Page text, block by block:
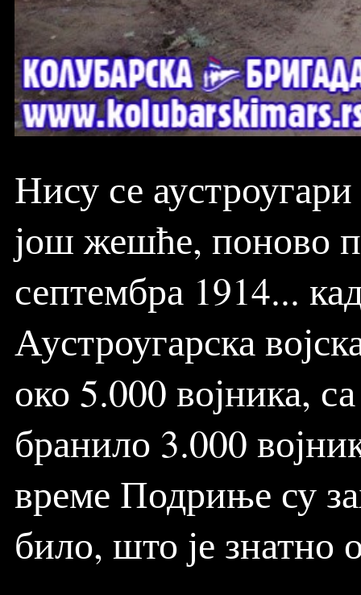
Нису се
још жешће, поново
септембра 1914...
Аустроугарска
око 5.000 војника,
бранило 3.000
време Подриње су
било, што је знатно